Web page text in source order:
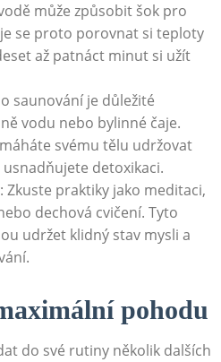
může způsobit šok pro
se proto porovnat si teploty
až patnáct minut si užít
saunování je důležité
vodu nebo bylinné čaje.
svému tělu udržovat
detoxikaci.
: Zkuste praktiky jako meditaci,
dechová cvičení. Tyto
udržet klidný stav mysli a
pohodu
do své rutiny několik dalších